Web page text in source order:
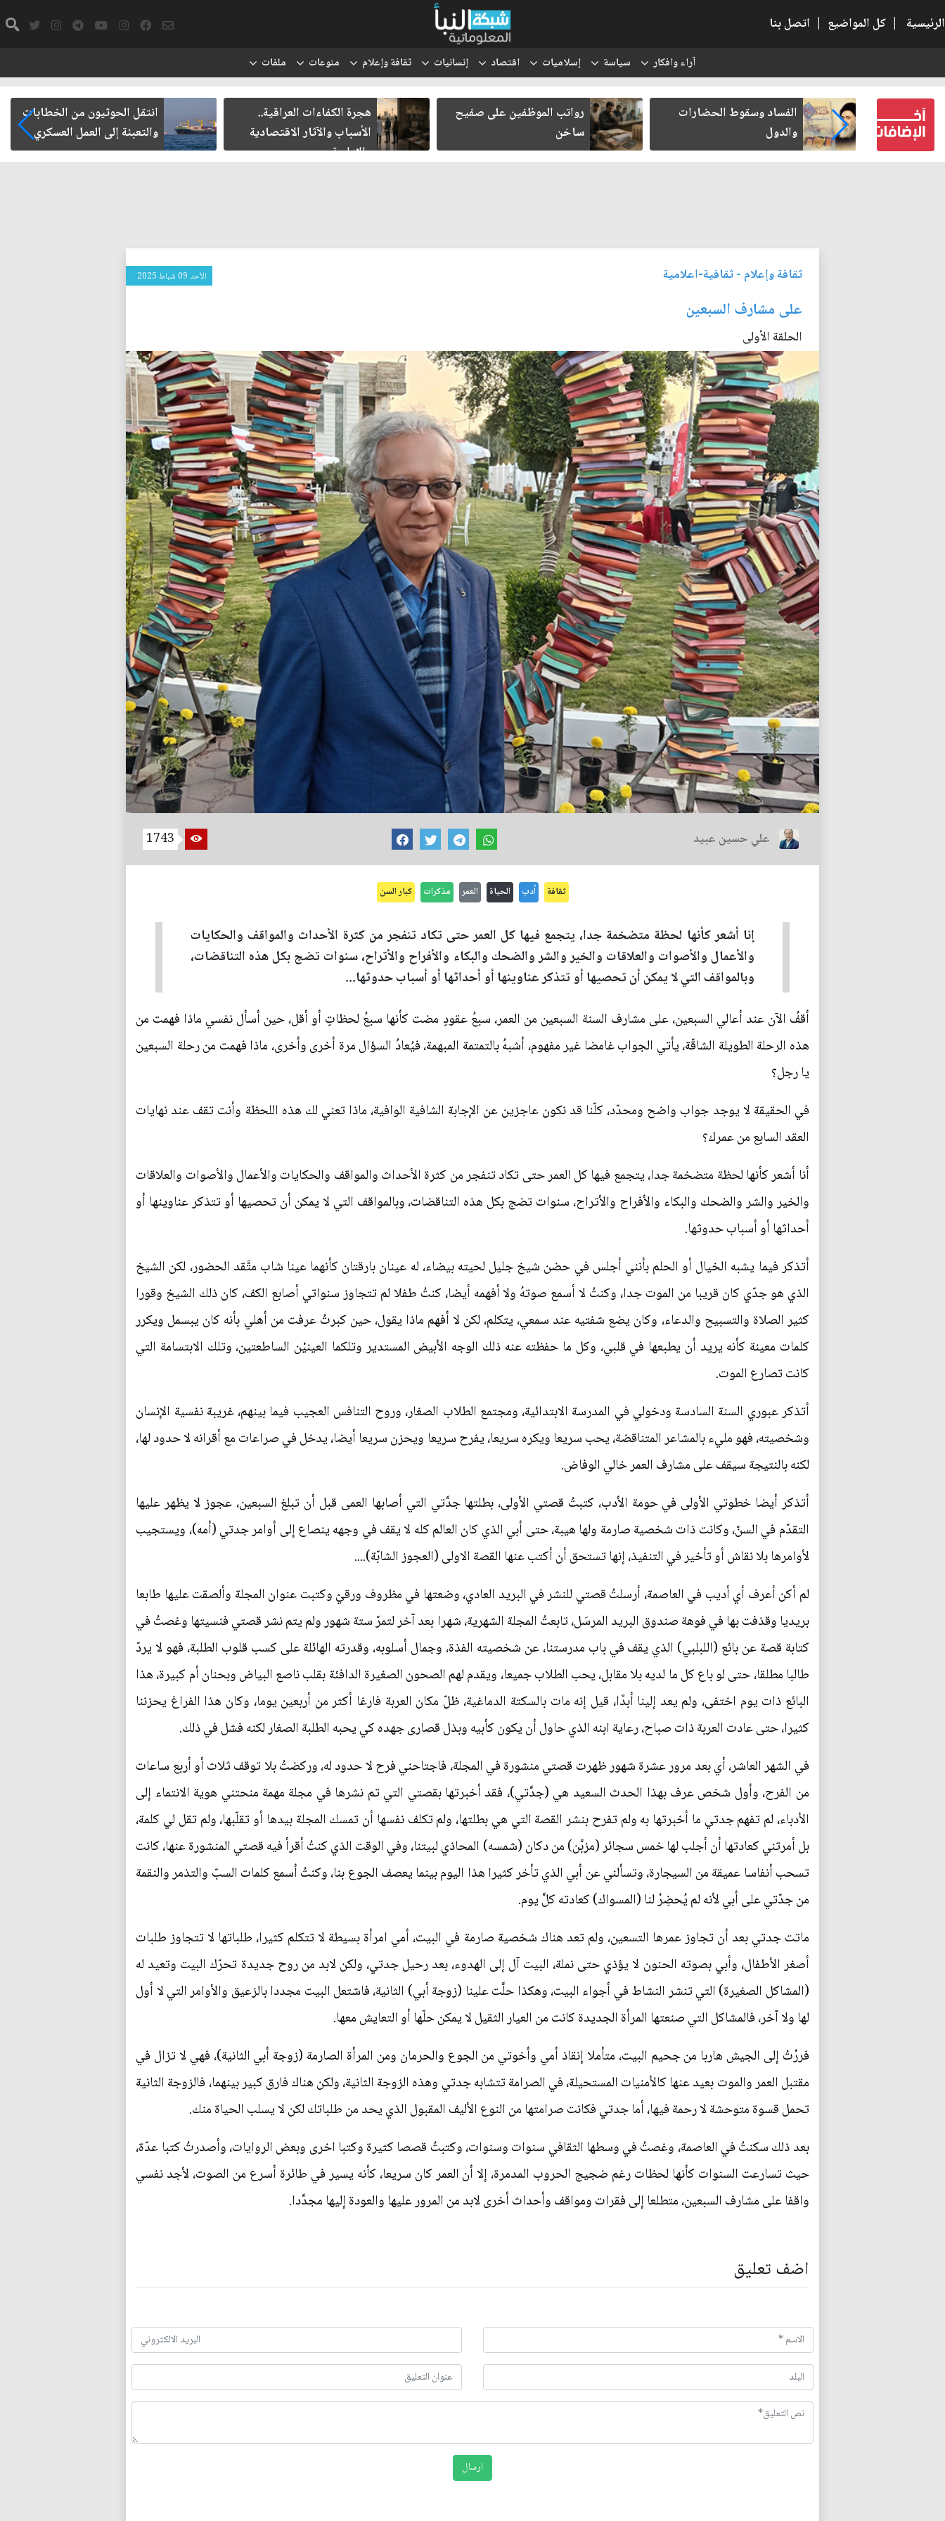
الرئيسية | كل المواضيع | اتصل بنا
آراء وافكار سياسة إسلاميات اقتصاد إنسانيات ثقافة وإعلام منوعات ملفات
الحضارات
رواتب الموظفين على صفيح
ساخن
هجرة الكفاءات العراقية..
الأسباب والآثار الاقتصادية
والإدارية
انتقل الحوثيون من الخطابات
والتعبئة إلى العمل العسكري
مأزق الزيدي مع الميليشيات
ثقافة وإعلام -ثقافية-اعلامية الأحد 09 شباط 2025
على مشارف السبعين
الحلقة الأولى
علي حسين عبيد 1743
ثقافة أدب الحياة العمر مذكرات كبار السن
إنا أشعر كأنها لحظة متضخمة جدا، يتجمع فيها كل العمر حتى تكاد تنفجر من كثرة الأحداث والمواقف والحكايات
والأعمال والأصوات والعلاقات والخير والشر والضحك والبكاء والأفراح والأتراح، سنوات تضج بكل هذه التناقضات،
وبالمواقف التي لا يمكن أن تحصيها أو تتذكر عناوينها أو أحداثها أو أسباب حدوثها...
أقفُ الآن عند أعالي السبعين، على مشارف السنة السبعين من العمر، سبعُ عقودٍ مضت كأنها سبعُ لحظاتٍ أو أقل، حين أسأل نفسي ماذا فهمت من
هذه الرحلة الطويلة الشاقّة، يأتي الجواب غامضا غير مفهوم، أشبهُ بالتمتمة المبهمة، فيُعادُ السؤال مرة أخرى وأخرى، ماذا فهمت من رحلة السبعين
يا رجل؟
في الحقيقة لا يوجد جواب واضح ومحدّد، كلّنا قد نكون عاجزين عن الإجابة الشافية الوافية، ماذا تعني لك هذه اللحظة وأنت تقف عند نهايات
العقد السابع من عمرك؟
أنا أشعر كأنها لحظة متضخمة جدا، يتجمع فيها كل العمر حتى تكاد تنفجر من كثرة الأحداث والمواقف والحكايات والأعمال والأصوات والعلاقات
والخير والشر والضحك والبكاء والأفراح والأتراح، سنوات تضج بكل هذه التناقضات، وبالمواقف التي لا يمكن أن تحصيها أو تتذكر عناوينها أو
أحداثها أو أسباب حدوثها.
أتذكر فيما يشبه الخيال أو الحلم بأنني أجلس في حضن شيخ جليل لحيته بيضاء، له عينان بارقتان كأنهما عينا شاب متَّقد الحضور، لكن الشيخ
الذي هو جدّي كان قريبا من الموت جدا، وكنتُ لا أسمع صوتهُ ولا أفهمه أيضا، كنتُ طفلا لم تتجاوز سنواتي أصابع الكف، كان ذلك الشيخ وقورا
كثير الصلاة والتسبيح والدعاء، وكان يضع شفتيه عند سمعي، يتكلم، لكن لا أفهم ماذا يقول، حين كبرتُ عرفت من أهلي بأنه كان يبسمل ويكرر
كلمات معينة كأنه يريد أن يطبعها في قلبي، وكل ما حفظته عنه ذلك الوجه الأبيض المستدير وتلكما العينيْن الساطعتين، وتلك الابتسامة التي
كانت تصارع الموت.
أتذكر عبوري السنة السادسة ودخولي في المدرسة الابتدائية، ومجتمع الطلاب الصغار، وروح التنافس العجيب فيما بينهم، غريبة نفسية الإنسان
وشخصيته، فهو مليء بالمشاعر المتناقضة، يحب سريعا ويكره سريعا، يفرح سريعا ويحزن سريعا أيضا، يدخل في صراعات مع أقرانه لا حدود لها،
لكنه بالنتيجة سيقف على مشارف العمر خالي الوفاض.
أتذكر أيضا خطوتي الأولى في حومة الأدب، كتبتُ قصتي الأولى، بطلتها جدَّتي التي أصابها العمى قبل أن تبلغ السبعين، عجوز لا يظهر عليها
التقدّم في السنّ، وكانت ذات شخصية صارمة ولها هيبة، حتى أبي الذي كان العالم كله لا يقف في وجهه ينصاع إلى أوامر جدتي (أمه)، ويستجيب
لأوامرها بلا نقاش أو تأخير في التنفيذ، إنها تستحق أن أكتب عنها القصة الاولى (العجوز الشابّة)....
لم أكن أعرف أي أديب في العاصمة، أرسلتُ قصتي للنشر في البريد العادي، وضعتها في مظروف ورقيّ وكتبت عنوان المجلة وألصقت عليها طابعا
بريديا وقذفت بها في فوهة صندوق البريد المرسَل، تابعتُ المجلة الشهرية، شهرا بعد آخر لتمرّ ستة شهور ولم يتم نشر قصتي فنسيتها وغصتُ في
كتابة قصة عن بائع (اللبلبي) الذي يقف في باب مدرستنا، عن شخصيته الفذة، وجمال أسلوبه، وقدرته الهائلة على كسب قلوب الطلبة، فهو لا يردّ
طالبا مطلقا، حتى لو باع كل ما لديه بلا مقابل، يحب الطلاب جميعا، ويقدم لهم الصحون الصغيرة الدافئة بقلب ناصع البياض وبحنان أم كبيرة، هذا
البائع ذات يوم اختفى، ولم يعد إلينا أبدًا، قيل إنه مات بالسكتة الدماغية، ظلّ مكان العربة فارغا أكثر من أربعين يوما، وكان هذا الفراغ يحزننا
كثيرا، حتى عادت العربة ذات صباح، رعاية ابنه الذي حاول أن يكون كأبيه وبذل قصارى جهده كي يحبه الطلبة الصغار لكنه فشل في ذلك.
في الشهر العاشر، أي بعد مرور عشرة شهور ظهرت قصتي منشورة في المجلة، فاجتاحني فرح لا حدود له، وركضتُ بلا توقف ثلاث أو أربع ساعات
من الفرح، وأول شخص عرف بهذا الحدث السعيد هي (جدَّتي)، فقد أخبرتها بقصتي التي تم نشرها في مجلة مهمة منحتني هوية الانتماء إلى
الأدباء، لم تفهم جدتي ما أخبرتها به ولم تفرح بنشر القصة التي هي بطلتها، ولم تكلف نفسها أن تمسك المجلة بيدها أو تقلّبها، ولم تقل لي كلمة،
بل أمرتني كعادتها أن أجلب لها خمس سجائر (مزبَّن) من دكان (شمسه) المحاذي لبيتنا، وفي الوقت الذي كنتُ أقرأ فيه قصتي المنشورة عنها، كانت
تسحب أنفاسا عميقة من السيجارة، وتسألني عن أبي الذي تأخر كثيرا هذا اليوم بينما يعصف الجوع بنا، وكنتُ أسمع كلمات السبّ والتذمر والنقمة
من جدّتي على أبي لأنه لم يُحضِرْ لنا (المسواك) كعادته كلَّ يوم.
ماتت جدتي بعد أن تجاوز عمرها التسعين، ولم تعد هناك شخصية صارمة في البيت، أمي امرأة بسيطة لا تتكلم كثيرا، طلباتها لا تتجاوز طلبات
أصغر الأطفال، وأبي بصوته الحنون لا يؤذي حتى نملة، البيت آل إلى الهدوء، بعد رحيل جدتي، ولكن لابد من روح جديدة تحرّك البيت وتعيد له
(المشاكل الصغيرة) التي تنشر النشاط في أجواء البيت، وهكذا حلَّت علينا (زوجة أبي) الثانية، فاشتعل البيت مجددا بالزعيق والأوامر التي لا أول
لها ولا آخر، فالمشاكل التي صنعتها المرأة الجديدة كانت من العيار الثقيل لا يمكن حلّها أو التعايش معها.
فررْتُ إلى الجيش هاربا من جحيم البيت، متأملا إنقاذ أمي وأخوتي من الجوع والحرمان ومن المرأة الصارمة (زوجة أبي الثانية)، فهي لا تزال في
مقتبل العمر والموت بعيد عنها كالأمنيات المستحيلة، في الصرامة تتشابه جدتي وهذه الزوجة الثانية، ولكن هناك فارق كبير بينهما، فالزوجة الثانية
تحمل قسوة متوحشة لا رحمة فيها، أما جدتي فكانت صرامتها من النوع الأليف المقبول الذي يحد من طلباتك لكن لا يسلب الحياة منك.
بعد ذلك سكنتُ في العاصمة، وغصتُ في وسطها الثقافي سنوات وسنوات، وكتبتُ قصصا كثيرة وكتبا اخرى وبعض الروايات، وأصدرتُ كتبا عدّة،
حيث تسارعت السنوات كأنها لحظات رغم ضجيج الحروب المدمرة، إلا أن العمر كان سريعا، كأنه يسير في طائرة أسرع من الصوت، لأجد نفسي
واقفا على مشارف السبعين، متطلعا إلى فقرات ومواقف وأحداث أخرى لابد من المرور عليها والعودة إليها مجدَّدا.
اضف تعليق